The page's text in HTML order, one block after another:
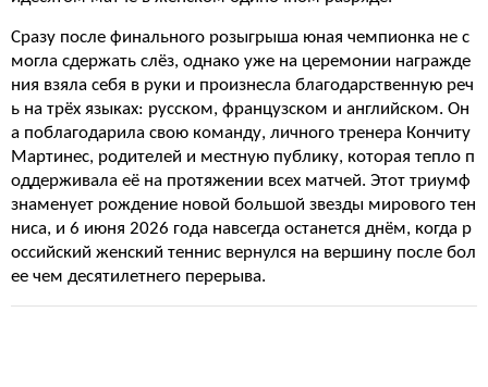
Сразу после финального розыгрыша юная чемпионка не с
могла сдержать слёз, однако уже на церемонии награжде
ния взяла себя в руки и произнесла благодарственную реч
ь на трёх языках: русском, французском и английском. Он
а поблагодарила свою команду, личного тренера Кончиту
Мартинес, родителей и местную публику, которая тепло п
оддерживала её на протяжении всех матчей. Этот триумф
знаменует рождение новой большой звезды мирового тен
ниса, и 6 июня 2026 года навсегда останется днём, когда р
оссийский женский теннис вернулся на вершину после бол
ее чем десятилетнего перерыва.